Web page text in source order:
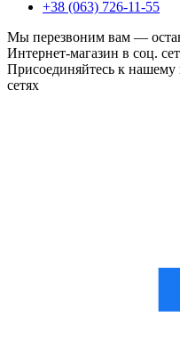
+38 (063) 726-11-55
Мы перезвоним вам —
Интернет-магазин в соц.
Присоединяйтесь к нашему
сетях